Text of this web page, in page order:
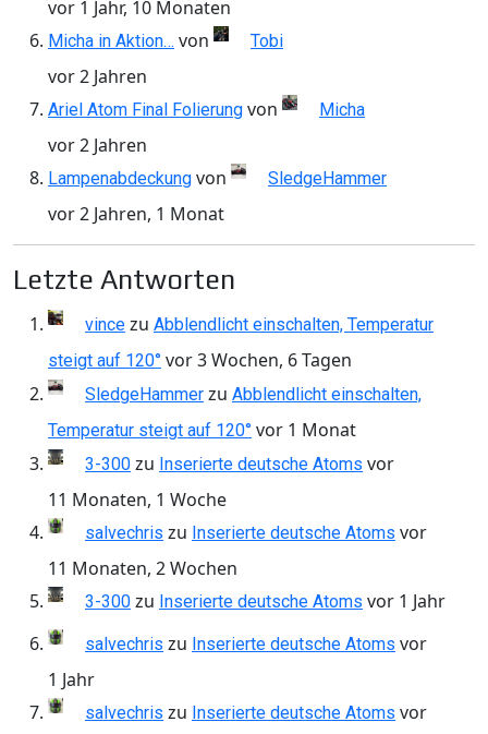
vor 1 Jahr, 10 Monaten
Micha in Aktion… von Tobi
vor 2 Jahren
Ariel Atom Final Folierung von Micha
vor 2 Jahren
Lampenabdeckung von SledgeHammer
vor 2 Jahren, 1 Monat
Letzte Antworten
vince zu Abblendlicht einschalten, Temperatur
steigt auf 120° vor 3 Wochen, 6 Tagen
SledgeHammer zu Abblendlicht einschalten,
Temperatur steigt auf 120° vor 1 Monat
3-300 zu Inserierte deutsche Atoms vor
11 Monaten, 1 Woche
salvechris zu Inserierte deutsche Atoms vor
11 Monaten, 2 Wochen
3-300 zu Inserierte deutsche Atoms vor 1 Jahr
salvechris zu Inserierte deutsche Atoms vor
1 Jahr
salvechris zu Inserierte deutsche Atoms vor